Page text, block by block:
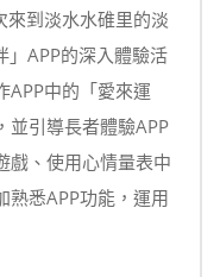
到淡水水碓里的淡
」APP的深入體驗活
APP中的「愛來運
並引導長者體驗APP
戲、使用心情量表中
熟悉APP功能，運用